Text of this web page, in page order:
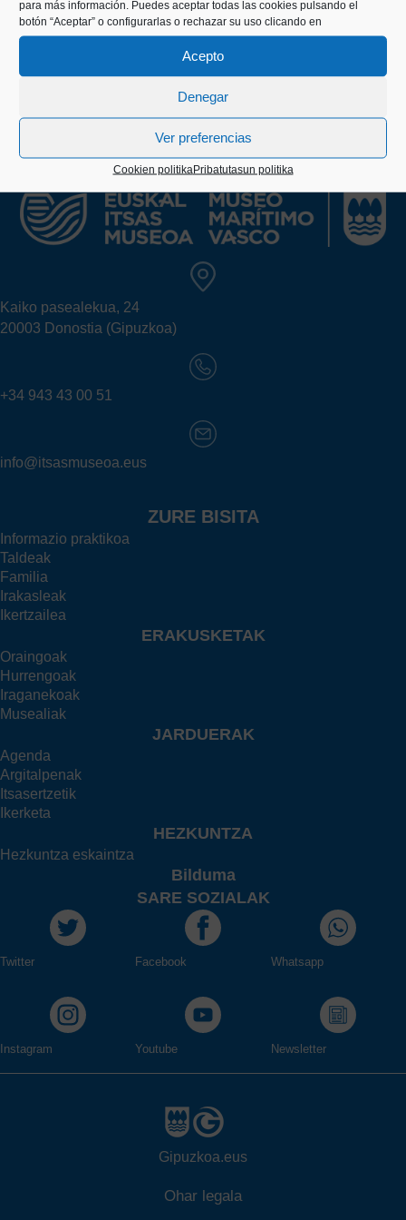
para más información. Puedes aceptar todas las cookies pulsando el
botón “Aceptar” o configurarlas o rechazar su uso clicando en
Acepto
Denegar
Ver preferencias
Cookien politikaPribatutasun politika
garatzea.
Kaiko pasealekua, 24
20003 Donostia (Gipuzkoa)
+34 943 43 00 51
info@itsasmuseoa.eus
ZURE BISITA
Informazio praktikoa
Taldeak
Familia
Irakasleak
Ikertzailea
ERAKUSKETAK
Oraingoak
Hurrengoak
Iraganekoak
Musealiak
JARDUERAK
Agenda
Argitalpenak
Itsasertzetik
Ikerketa
HEZKUNTZA
Hezkuntza eskaintza
Bilduma
SARE SOZIALAK
Twitter Facebook Whatsapp
Instagram Youtube Newsletter
Gipuzkoa.eus
Ohar legala